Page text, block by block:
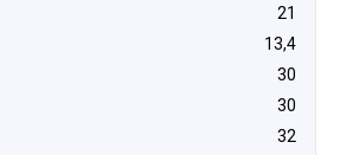
21
13,4
30
30
32